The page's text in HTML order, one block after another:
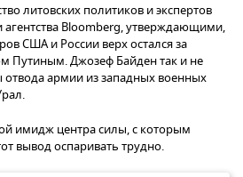
литовских политиков и экспертов
агентства Bloomberg, утверждающими,
США и России верх остался за
Путиным. Джозеф Байден так и не
армии из западных военных
имидж центра силы, с которым
вывод оспаривать трудно.